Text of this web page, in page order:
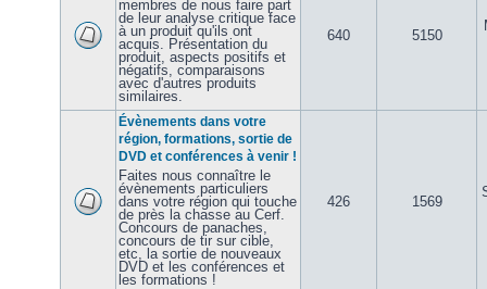
membres de nous faire part
de leur analyse critique face
à un produit qu'ils ont
acquis. Présentation du
produit, aspects positifs et
négatifs, comparaisons
avec d'autres produits
similaires.
640 5150
Évènements dans votre
région, formations, sortie de
DVD et conférences à venir !
Faites nous connaître le
évènements particuliers
dans votre région qui touche
de près la chasse au Cerf.
Concours de panaches,
concours de tir sur cible,
etc, la sortie de nouveaux
DVD et les conférences et
les formations !
426 1569